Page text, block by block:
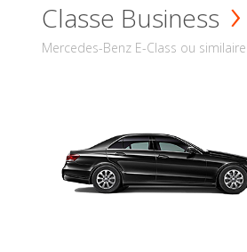
Classe Business
Mercedes-Benz E-Class ou similaire